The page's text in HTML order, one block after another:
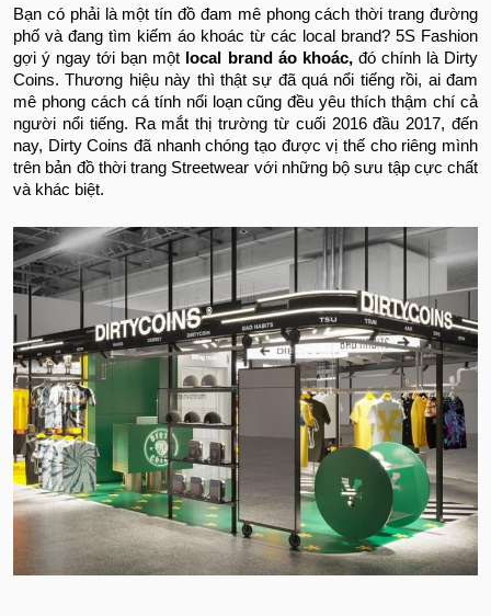
Bạn có phải là một tín đồ đam mê phong cách thời trang đường
phố và đang tìm kiếm áo khoác từ các local brand? 5S Fashion
gợi ý ngay tới bạn một local brand áo khoác, đó chính là Dirty
Coins. Thương hiệu này thì thật sự đã quá nổi tiếng rồi, ai đam
mê phong cách cá tính nổi loạn cũng đều yêu thích thậm chí cả
người nổi tiếng. Ra mắt thị trường từ cuối 2016 đầu 2017, đến
nay, Dirty Coins đã nhanh chóng tạo được vị thế cho riêng mình
trên bản đồ thời trang Streetwear với những bộ sưu tập cực chất
và khác biệt.